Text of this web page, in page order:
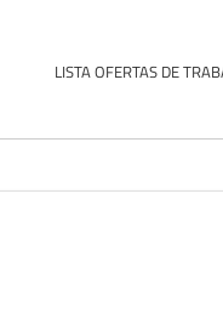
LISTA OFERTAS DE